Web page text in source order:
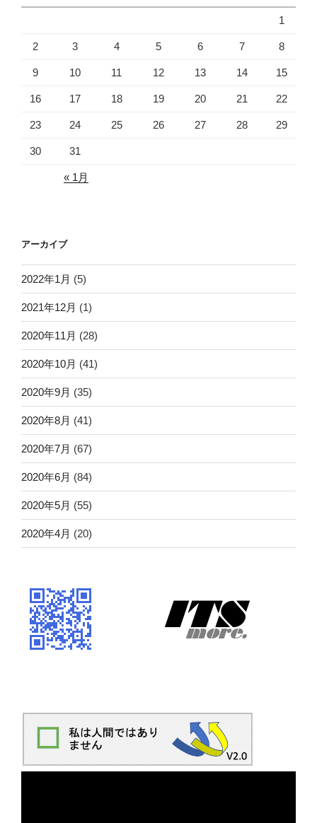
1
2 3 4 5 6 7 8
9 10 11 12 13 14 15
16 17 18 19 20 21 22
23 24 25 26 27 28 29
30 31
« 1月
アーカイブ
2022年1月 (5)
2021年12月 (1)
2020年11月 (28)
2020年10月 (41)
2020年9月 (35)
2020年8月 (41)
2020年7月 (67)
2020年6月 (84)
2020年5月 (55)
2020年4月 (20)